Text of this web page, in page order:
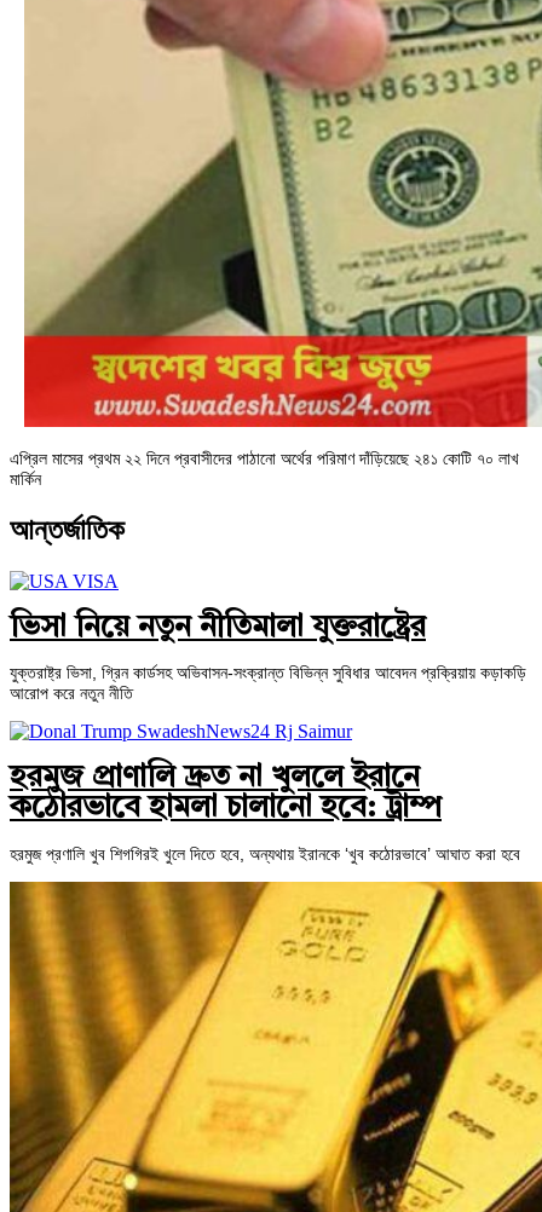
এপ্রিল মাসের প্রথম ২২ দিনে প্রবাসীদের পাঠানো অর্থের পরিমাণ দাঁড়িয়েছে ২৪১ কোটি ৭০ লাখ
মার্কিন
আন্তর্জাতিক
ভিসা নিয়ে নতুন নীতিমালা যুক্তরাষ্ট্রের
যুক্তরাষ্ট্র ভিসা, গ্রিন কার্ডসহ অভিবাসন-সংক্রান্ত বিভিন্ন সুবিধার আবেদন প্রক্রিয়ায় কড়াকড়ি
আরোপ করে নতুন নীতি
হরমুজ প্রাণালি দ্রুত না খুললে ইরানে
কঠোরভাবে হামলা চালানো হবে: ট্রাম্প
হরমুজ প্রণালি খুব শিগগিরই খুলে দিতে হবে, অন্যথায় ইরানকে ‘খুব কঠোরভাবে’ আঘাত করা হবে